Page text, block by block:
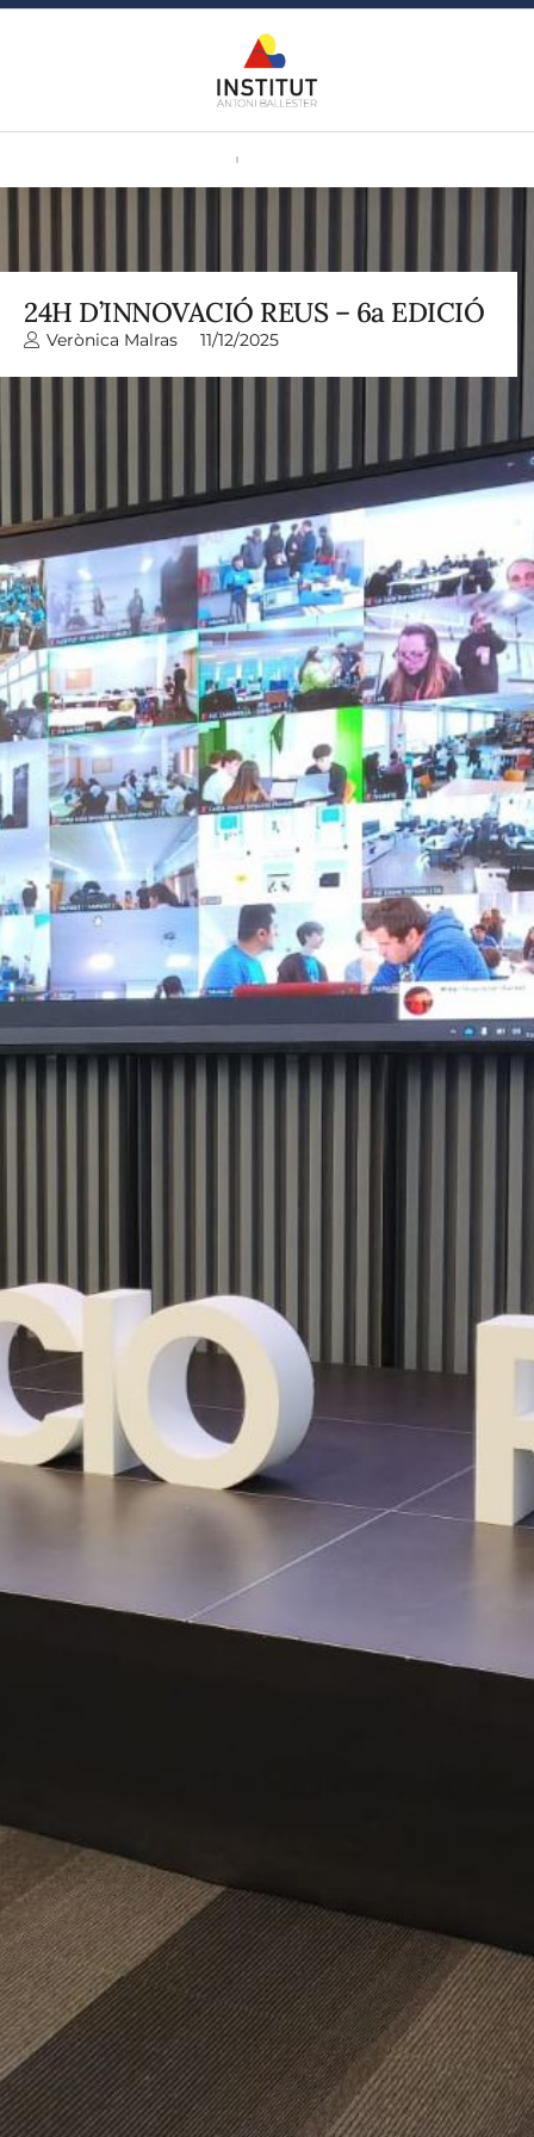
24H D’INNOVACIÓ REUS – 6a EDICIÓ
Verònica Malras 11/12/2025